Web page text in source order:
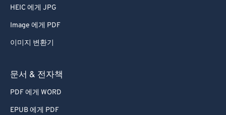
HEIC 에게 JPG
Image 에게 PDF
이미지 변환기
문서 & 전자책
PDF 에게 WORD
EPUB 에게 PDF